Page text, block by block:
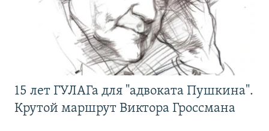
15 лет ГУЛАГа для "адвоката Пушкина".
Крутой маршрут Виктора Гроссмана